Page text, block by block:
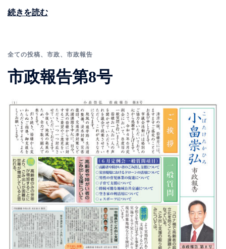
続きを読む
全ての投稿、 市政、 市政報告
市政報告第8号